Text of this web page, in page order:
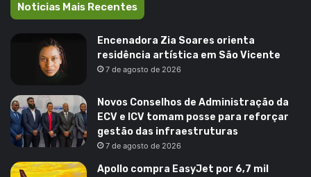
Noticias Mais Recentes
Encenadora Zia Soares orienta
residência artística em São Vicente
7 de agosto de 2026
Novos Conselhos de Administração da
ECV e ICV tomam posse para reforçar
gestão das infraestruturas
7 de agosto de 2026
Apollo compra EasyJet por 6,7 mil